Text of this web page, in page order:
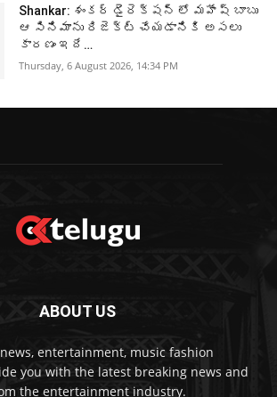
Shankar: శంకర్ డైరెక్షన్ లో మహేష్ బాబు
ఆ సినిమాను రిజెక్ట్ చేయడానికి అసలు
కారణం ఇదే…
Thursday, 6 August 2026, 14:34 PM
ABOUT US
entertainment, music fashion
you with the latest breaking news and
the entertainment industry.